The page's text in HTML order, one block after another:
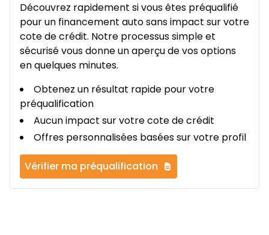
Découvrez rapidement si vous êtes préqualifié
pour un financement auto sans impact sur votre
cote de crédit. Notre processus simple et
sécurisé vous donne un aperçu de vos options
en quelques minutes.
Obtenez un résultat rapide pour votre
préqualification
Aucun impact sur votre cote de crédit
Offres personnalisées basées sur votre profil
Vérifier ma préqualification